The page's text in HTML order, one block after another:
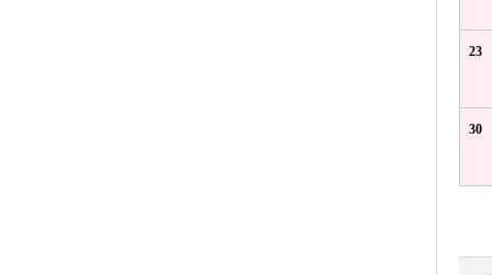
23
30